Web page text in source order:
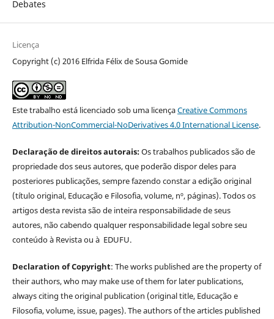
Debates
Licença
Copyright (c) 2016 Elfrida Félix de Sousa Gomide
Este trabalho está licenciado sob uma licençaCreative Commons
Attribution-NonCommercial-NoDerivatives 4.0 International License.
Declaração de direitos autorais:Os trabalhos publicados são de
propriedade dos seus autores, que poderão dispor deles para
posteriores publicações, sempre fazendo constar a edição original
(título original, Educação e Filosofia, volume, nº, páginas). Todos os
artigos desta revista são de inteira responsabilidade de seus
autores, não cabendo qualquer responsabilidade legal sobre seu
conteúdo à Revista ou à EDUFU.
Declaration of Copyright: The works published are the property of
their authors, who may make use of them for later publications,
always citing the original publication (original title, Educação e
Filosofia, volume, issue, pages). The authors of the articles published